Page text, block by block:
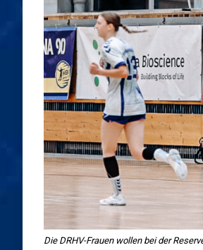
Die DRHV-Frauen wollen bei der